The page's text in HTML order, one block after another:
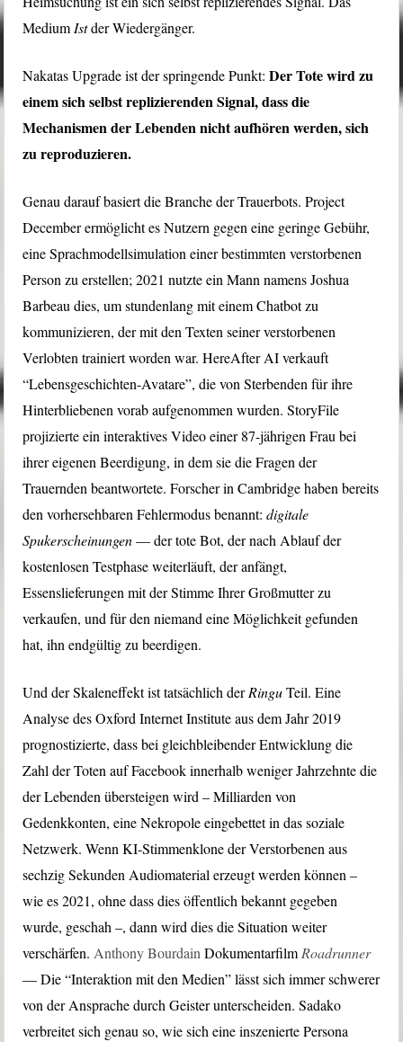
MediumIstder Wiedergänger.
Nakatas Upgrade ist der springende Punkt:Der Tote wird zu
einem sich selbst replizierenden Signal, dass die
Mechanismen der Lebenden nicht aufhören werden, sich
zu reproduzieren.
Genau darauf basiert die Branche der Trauerbots. Project
December ermöglicht es Nutzern gegen eine geringe Gebühr,
eine Sprachmodellsimulation einer bestimmten verstorbenen
Person zu erstellen; 2021 nutzte ein Mann namens Joshua
Barbeau dies, um stundenlang mit einem Chatbot zu
kommunizieren, der mit den Texten seiner verstorbenen
Verlobten trainiert worden war. HereAfter AI verkauft
“Lebensgeschichten-Avatare”, die von Sterbenden für ihre
Hinterbliebenen vorab aufgenommen wurden. StoryFile
projizierte ein interaktives Video einer 87-jährigen Frau bei
ihrer eigenen Beerdigung, in dem sie die Fragen der
Trauernden beantwortete. Forscher in Cambridge haben bereits
den vorhersehbaren Fehlermodus benannt:digitale
Spukerscheinungen— der tote Bot, der nach Ablauf der
kostenlosen Testphase weiterläuft, der anfängt,
Essenslieferungen mit der Stimme Ihrer Großmutter zu
verkaufen, und für den niemand eine Möglichkeit gefunden
hat, ihn endgültig zu beerdigen.
Und der Skaleneffekt ist tatsächlich derRinguTeil. Eine
Analyse des Oxford Internet Institute aus dem Jahr 2019
prognostizierte, dass bei gleichbleibender Entwicklung die
Zahl der Toten auf Facebook innerhalb weniger Jahrzehnte die
der Lebenden übersteigen wird – Milliarden von
Gedenkkonten, eine Nekropole eingebettet in das soziale
Netzwerk. Wenn KI-Stimmenklone der Verstorbenen aus
sechzig Sekunden Audiomaterial erzeugt werden können –
wie es 2021, ohne dass dies öffentlich bekannt gegeben
wurde, geschah –, dann wird dies die Situation weiter
verschärfen.Anthony BourdainDokumentarfilmRoadrunner
— Die “Interaktion mit den Medien” lässt sich immer schwerer
von der Ansprache durch Geister unterscheiden. Sadako
verbreitet sich genau so, wie sich eine inszenierte Persona